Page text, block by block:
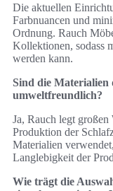
Die aktuellen
Farbnuancen und
Ordnung. Rauch
Kollektionen, sodass
werden kann.
Sind die Materialien
umweltfreundlich?
Ja, Rauch legt
Produktion der
Materialien
Langlebigkeit der
Wie trägt die